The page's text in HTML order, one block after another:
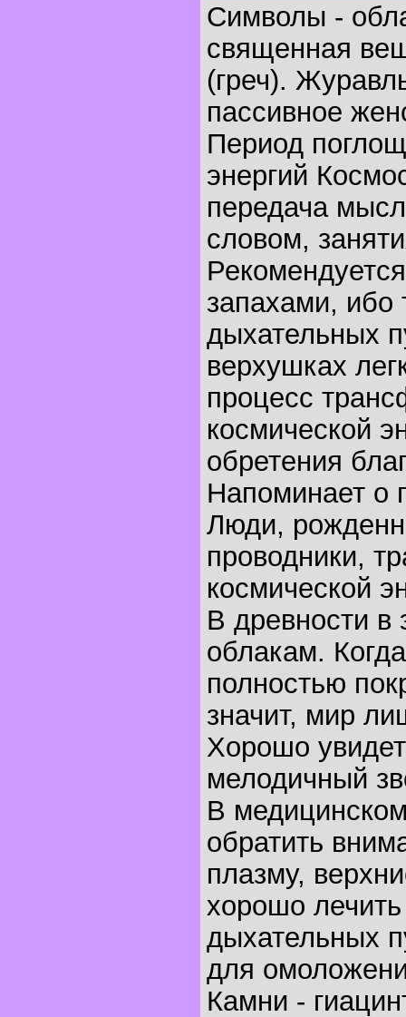
Символы -
священная
(греч).
пассивное
Период
энергий
передача
словом,
запахами, ибо
дыхательных
верхушках
процесс
космической
обретения
Напоминает о
Люди,
проводники,
космической
В древности в
облакам.
полностью
значит, мир
Хорошо
мелодичный
В
обратить
плазму,
хорошо
дыхательных
для
Камни -